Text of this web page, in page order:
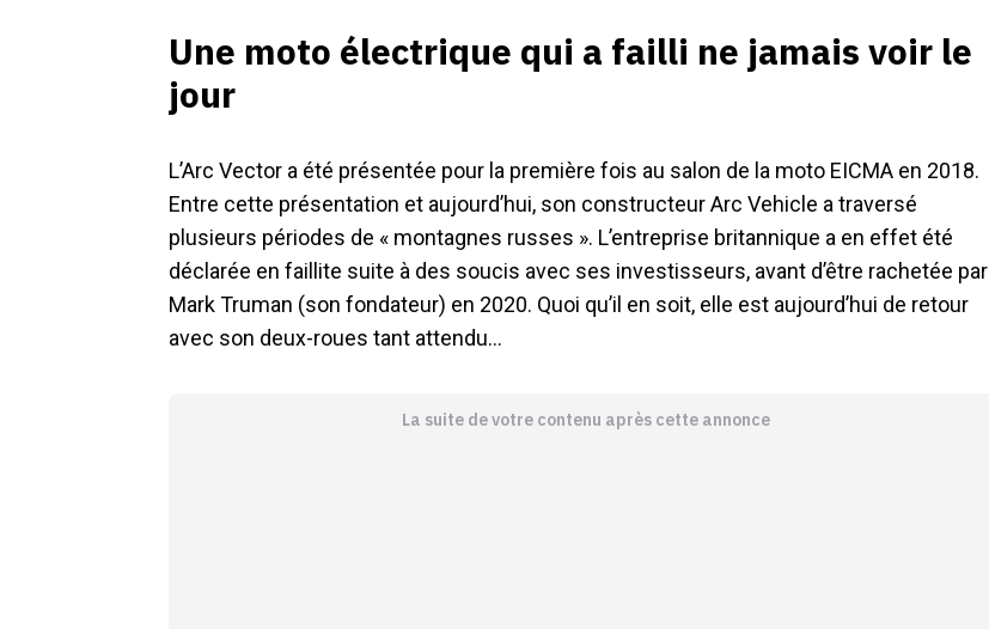
Une moto électrique qui a failli ne jamais voir le
jour
L’Arc Vector a été présentée pour la première fois au salon de la moto EICMA en 2018.
Entre cette présentation et aujourd’hui, son constructeur Arc Vehicle a traversé
plusieurs périodes de « montagnes russes ». L’entreprise britannique a en effet été
déclarée en faillite suite à des soucis avec ses investisseurs, avant d’être rachetée par
Mark Truman (son fondateur) en 2020. Quoi qu’il en soit, elle est aujourd’hui de retour
avec son deux-roues tant attendu…
La suite de votre contenu après cette annonce